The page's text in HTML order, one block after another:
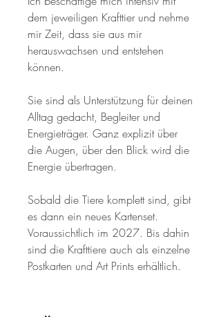
dem jeweiligen Krafttier und nehme
mir Zeit, dass sie aus mir
herauswachsen und entstehen
können.
Sie sind als Unterstützung für deinen
Alltag gedacht, Begleiter und
Energieträger. Ganz explizit über
die Augen, über den Blick wird die
Energie übertragen.
Sobald die Tiere komplett sind, gibt
es dann ein neues Kartenset.
Voraussichtlich im 2027. Bis dahin
sind die Krafttiere auch als einzelne
Postkarten und Art Prints erhältlich.